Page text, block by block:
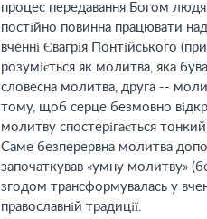
процес передавання Богом
постійно повинна працювати
вченні Євагрія Понтійського
розуміється як молитва, яка
словесна молитва, друга --
тому, щоб серце безмовно
молитву спостерігається
Саме безперервна молитва
започаткував «умну молитву»
згодом трансформувалась у
православній традиції.